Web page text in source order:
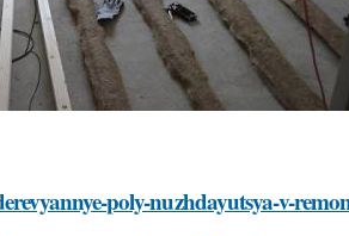
poly-nuzhdayutsya-v-